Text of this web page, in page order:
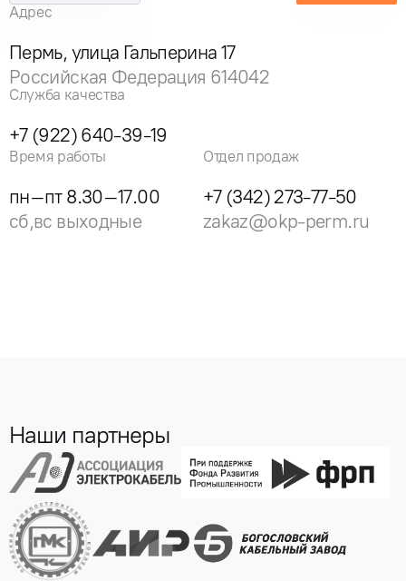
Адрес
Пермь, улица Гальперина 17
Российская Федерация 614042
Служба качества
+7 (922) 640-39-19
Время работы
пн–пт 8.30–17.00
сб,вс выходные
Отдел продаж
+7 (342) 273-77-50
zakaz@okp-perm.ru
Наши партнеры